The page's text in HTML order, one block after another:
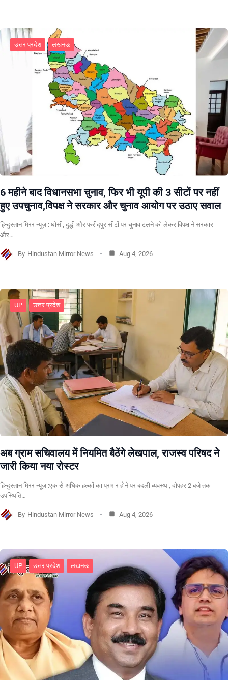
उत्तर प्रदेश लखनऊ
6 महीने बाद विधानसभा चुनाव, फिर भी यूपी की 3 सीटों पर नहीं
हुए उपचुनाव,विपक्ष ने सरकार और चुनाव आयोग पर उठाए सवाल
हिन्दुस्तान मिरर न्यूज़ : घोसी, दुद्धी और फरीदपुर सीटों पर चुनाव टलने को लेकर विपक्ष ने सरकार
और…
By Hindustan Mirror News Aug 4, 2026
UP उत्तर प्रदेश
अब ग्राम सचिवालय में नियमित बैठेंगे लेखपाल, राजस्व परिषद ने
जारी किया नया रोस्टर
हिन्दुस्तान मिरर न्यूज़ :एक से अधिक हल्कों का प्रभार होने पर बदली व्यवस्था, दोपहर 2 बजे तक
उपस्थिति…
By Hindustan Mirror News Aug 4, 2026
UP उत्तर प्रदेश लखनऊ